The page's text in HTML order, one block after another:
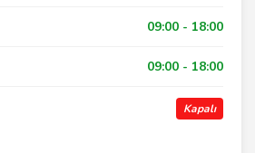
09:00 - 18:00
09:00 - 18:00
Kapalı